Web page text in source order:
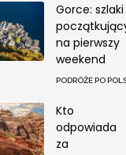
Gorce:
na pierwszy
weekend
PODRÓŻE PO
Kto
odpowiada
za